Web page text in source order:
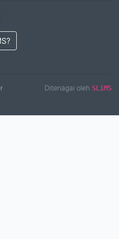
Ditenagai oleh SLiMS